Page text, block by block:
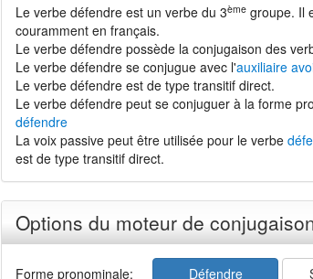
Le verbe défendre est un verbe du 3èmegroupe. Il
couramment en français.
Le verbe défendre possède la conjugaison des
Le verbe défendre se conjugue avec l'auxiliaire
Le verbe défendre est de type transitif direct.
Le verbe défendre peut se conjuguer à la forme
défendre
La voix passive peut être utilisée pour le verbe
est de type transitif direct.
Options du moteur de
Forme pronominale: Défendre